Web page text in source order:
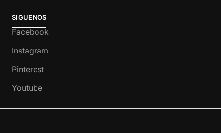
SIGUENOS
Facebook
Instagram
Pinterest
Youtube